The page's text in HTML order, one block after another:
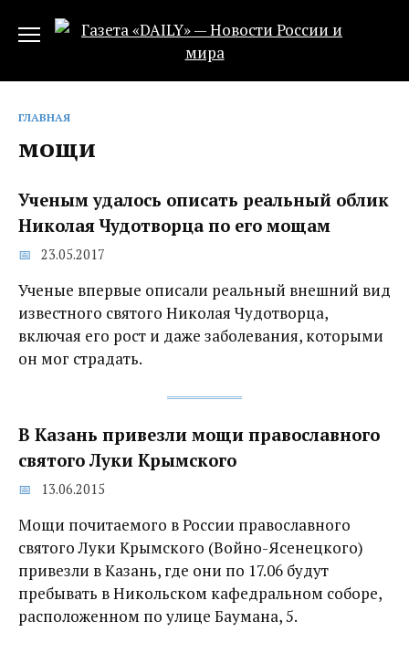
ГЛАВНАЯ
мощи
Ученым удалось описать реальный облик
Николая Чудотворца по его мощам
23.05.2017
Ученые впервые описали реальный внешний вид
известного святого Николая Чудотворца,
включая его рост и даже заболевания, которыми
он мог страдать.
В Казань привезли мощи православного
святого Луки Крымского
13.06.2015
Мощи почитаемого в России православного
святого Луки Крымского (Войно-Ясенецкого)
привезли в Казань, где они по 17.06 будут
пребывать в Никольском кафедральном соборе,
расположенном по улице Баумана, 5.